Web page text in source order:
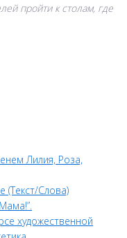
пройти к столам, где
Лилия, Роза,
(Текст/Слова)
художественной